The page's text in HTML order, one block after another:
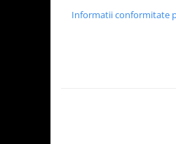
Informatii conformitate